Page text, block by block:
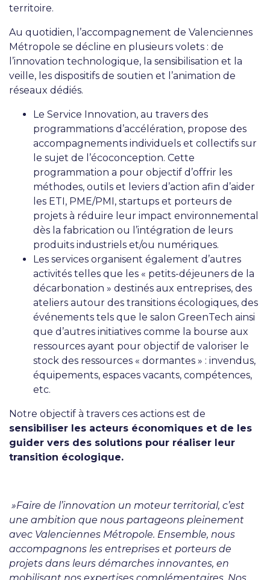
territoire.
Au quotidien, l’accompagnement de Valenciennes
Métropole se décline en plusieurs volets : de
l’innovation technologique, la sensibilisation et la
veille, les dispositifs de soutien et l’animation de
réseaux dédiés.
Le Service Innovation, au travers des
programmations d’accélération, propose des
accompagnements individuels et collectifs sur
le sujet de l’écoconception. Cette
programmation a pour objectif d’offrir les
méthodes, outils et leviers d’action afin d’aider
les ETI, PME/PMI, startups et porteurs de
projets à réduire leur impact environnemental
dès la fabrication ou l’intégration de leurs
produits industriels et/ou numériques.
Les services organisent également d’autres
activités telles que les « petits-déjeuners de la
décarbonation » destinés aux entreprises, des
ateliers autour des transitions écologiques, des
événements tels que le salon GreenTech ainsi
que d’autres initiatives comme la bourse aux
ressources ayant pour objectif de valoriser le
stock des ressources « dormantes » : invendus,
équipements, espaces vacants, compétences,
etc.
Notre objectif à travers ces actions est de
sensibiliser les acteurs économiques et de les
guider vers des solutions pour réaliser leur
transition écologique.
»Faire de l’innovation un moteur territorial, c’est
une ambition que nous partageons pleinement
avec Valenciennes Métropole. Ensemble, nous
accompagnons les entreprises et porteurs de
projets dans leurs démarches innovantes, en
mobilisant nos expertises complémentaires. Nos